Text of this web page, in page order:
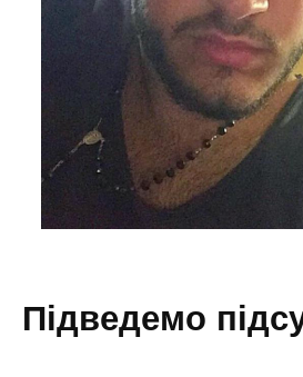
підведемо